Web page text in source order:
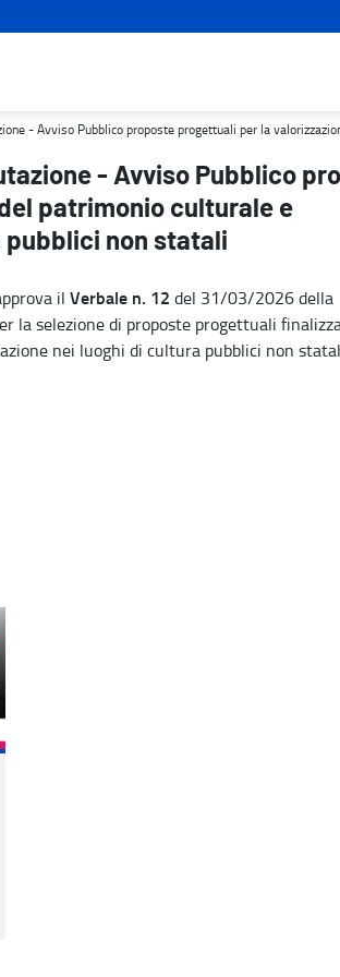
per la valorizzazione del
- Avviso Pubblico proposte progettuali per la
- Avviso Pubblico
patrimonio culturale e
pubblici non statali
il Verbale n. 12 del 31/03/2026 della
la selezione di proposte progettuali
nei luoghi di cultura pubblici non